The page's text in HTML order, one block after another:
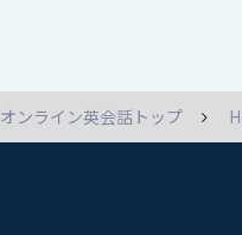
オンライン英会話トップ